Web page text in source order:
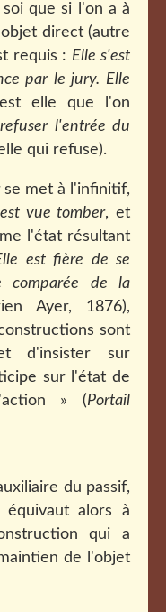
soi que si l'on a à
direct (autre
requis : Elle s'est
par le jury. Elle
elle que l'on
l'entrée du
qui refuse).
se met à l'infinitif,
vue tomber, et
l'état résultant
est fière de se
comparée de la
Ayer, 1876),
sont
d'insister sur
sur l'état de
» (Portail
du passif,
alors à
qui a
de l'objet